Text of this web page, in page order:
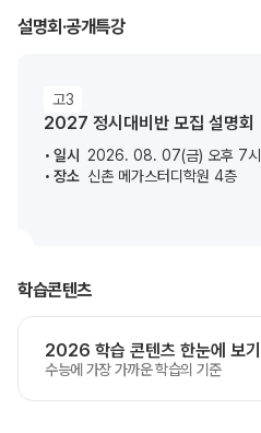
설명회·공개특강
고3
2027 정시대비반 모집 설명회
일시 2026. 08. 07(금) 오후 7시
장소 신촌 메가스터디학원 4층
학습콘텐츠
2026 학습 콘텐츠 한눈에 보기
수능에 가장 가까운 학습의 기준